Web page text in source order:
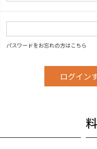
パスワードをお忘れの方はこちら